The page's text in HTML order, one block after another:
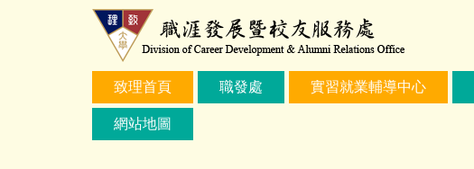
致理首頁 職發處 實習就業輔導中心
網站地圖